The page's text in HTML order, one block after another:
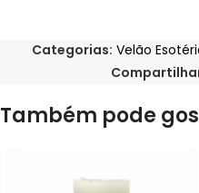
Categorias: Velão
Também pode